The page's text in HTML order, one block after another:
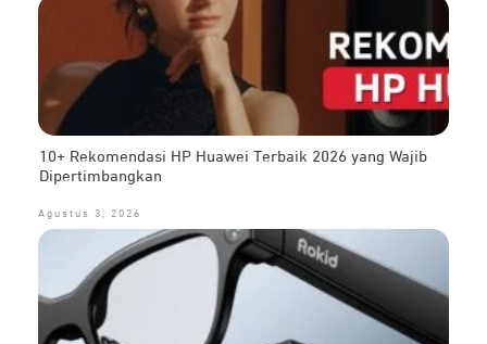
10+ Rekomendasi HP Huawei Terbaik 2026 yang Wajib
Dipertimbangkan
Agustus 3, 2026